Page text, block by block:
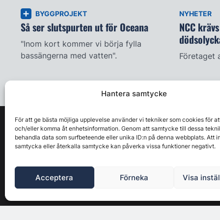
Hantera samtycke
För att ge bästa möjliga upplevelse använder vi tekniker som cookies för
och/eller komma åt enhetsinformation. Genom att samtycke till dessa
behandla data som surfbeteende eller unika ID:n på denna webbplats. Att
samtycka eller återkalla samtycke kan påverka vissa funktioner negativt.
Acceptera Förneka Visa
BYGGPROJEKT
Så ser slutspurten ut för Oceana
"Inom kort kommer vi börja fylla
bassängerna med vatten".
NYHETER
NCC
Företaget